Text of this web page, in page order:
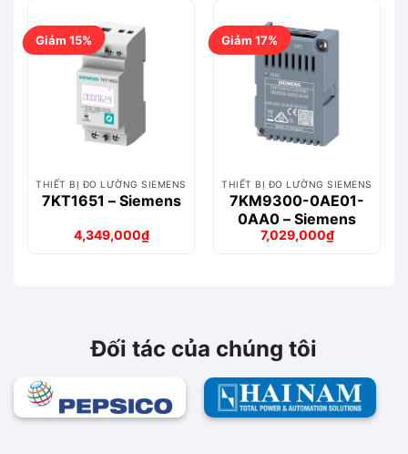
Giảm 15%
THIẾT BỊ ĐO LƯỜNG SIEMENS
7KT1651 – Siemens
Giá
4,349,000₫
Giá
Giảm 17%
THIẾT BỊ ĐO LƯỜNG SIEMENS
7KM9300-0AE01-
0AA0 – Siemens
Giá
7,029,000₫
Giá
Đối tác của chúng tôi